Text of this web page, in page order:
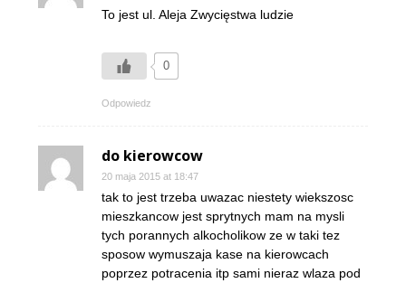
To jest ul. Aleja Zwycięstwa ludzie
0
Odpowiedz
do kierowcow
20 maja 2015 at 18:47
tak to jest trzeba uwazac niestety wiekszosc
mieszkancow jest sprytnych mam na mysli
tych porannych alkocholikow ze w taki tez
sposow wymuszaja kase na kierowcach
poprzez potracenia itp sami nieraz wlaza pod